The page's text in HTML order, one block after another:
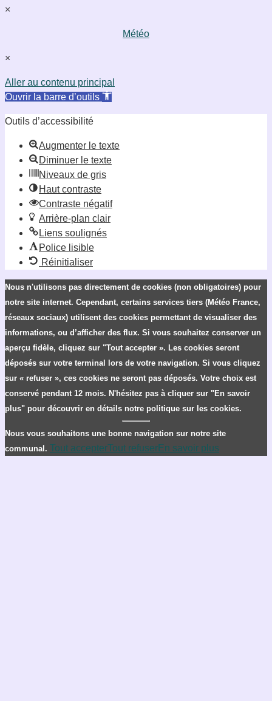
×
Météo
×
Aller au contenu principal
Ouvrir la barre d’outils
Outils d’accessibilité
Augmenter le texte
Diminuer le texte
Niveaux de gris
Haut contraste
Contraste négatif
Arrière-plan clair
Liens soulignés
Police lisible
Réinitialiser
Nous n'utilisons pas directement de cookies (non obligatoires) pour
notre site internet. Cependant, certains services tiers (Météo France,
réseaux sociaux) utilisent des cookies permettant de visualiser des
informations, ou d’afficher des flux. Si vous souhaitez conserver un
aperçu fidèle, cliquez sur "Tout accepter ». Les cookies seront
déposés sur votre terminal lors de votre navigation. Si vous cliquez
sur « refuser », ces cookies ne seront pas déposés. Votre choix est
conservé pendant 12 mois. N'hésitez pas à cliquer sur "En savoir
plus" pour découvrir en détails notre politique sur les cookies.
Nous vous souhaitons une bonne navigation sur notre site
communal. Tout accepterTout refuserEn savoir plus